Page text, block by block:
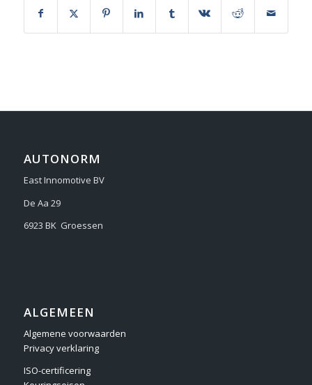
AUTONORM
East Innomotive BV
De Aa 29
6923 BK Groessen
ALGEMEEN
Algemene voorwaarden
Privacy verklaring
ISO-certificering